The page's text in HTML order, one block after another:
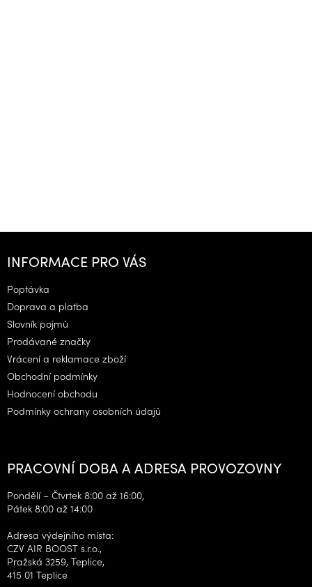
Z
INFORMACE PRO VÁS
Poptávka
Doprava a platba
Slovník pojmů
Prodávané značky
Vrácení a reklamace zboží
Obchodní podmínky
Hodnocení obchodu
Podmínky ochrany osobních údajů
PRACOVNÍ DOBA A ADRESA PROVOZOVNY
Pondělí – Čtvrtek 8:00 až 16:00,
Pátek 8:00 až 14:00
Adresa výdejního místa:
CZV AIR BOOST s.r.o.,
Pražská 3259, Teplice,
415 01 Teplice